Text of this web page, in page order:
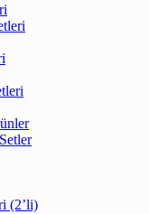
(2’li)